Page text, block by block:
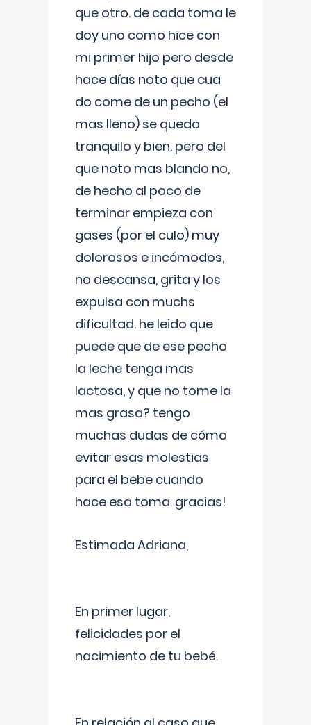
que otro. de cada toma le
doy uno como hice con
mi primer hijo pero desde
hace días noto que cua
do come de un pecho (el
mas lleno) se queda
tranquilo y bien. pero del
que noto mas blando no,
de hecho al poco de
terminar empieza con
gases (por el culo) muy
dolorosos e incómodos,
no descansa, grita y los
expulsa con muchs
dificultad. he leido que
puede que de ese pecho
la leche tenga mas
lactosa, y que no tome la
mas grasa? tengo
muchas dudas de cómo
evitar esas molestias
para el bebe cuando
hace esa toma. gracias!
Estimada Adriana,
En primer lugar,
felicidades por el
nacimiento de tu bebé.